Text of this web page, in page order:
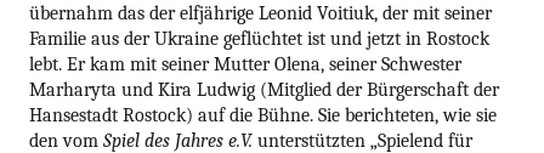
übernahm das der elfjährige Leonid Voitiuk, der mit seiner
Familie aus der Ukraine geflüchtet ist und jetzt in Rostock
lebt. Er kam mit seiner Mutter Olena, seiner Schwester
Marharyta und Kira Ludwig (Mitglied der Bürgerschaft der
Hansestadt Rostock) auf die Bühne. Sie berichteten, wie sie
den vom Spiel des Jahres e.V. unterstützten „Spielend für